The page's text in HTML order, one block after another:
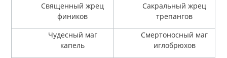
Священный жрец
фиников
Сакральный жрец
трепангов
Чудесный маг
капель
Смертоносный маг
иглобрюхов